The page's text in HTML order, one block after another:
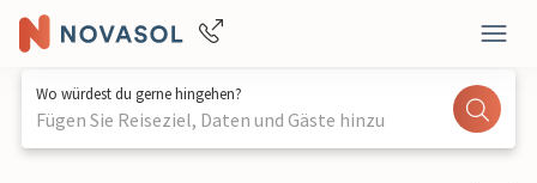
Wo würdest du gerne hingehen?
Fügen Sie Reiseziel, Daten und Gäste hinzu
1 / 14